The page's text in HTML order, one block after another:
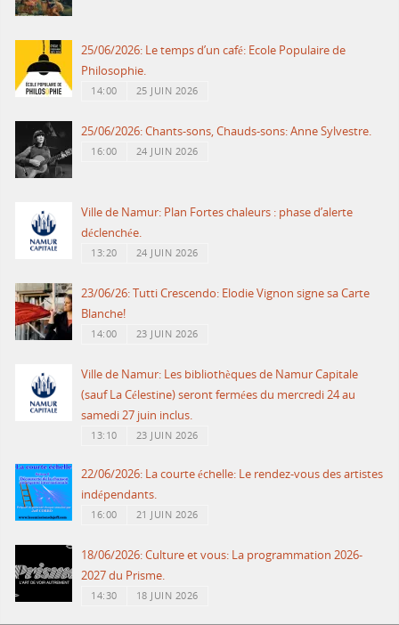
25/06/2026: Le temps d’un café: Ecole Populaire de
Philosophie.
14:00 25 JUIN 2026
25/06/2026: Chants-sons, Chauds-sons: Anne Sylvestre.
16:00 24 JUIN 2026
Ville de Namur: Plan Fortes chaleurs : phase d’alerte
déclenchée.
13:20 24 JUIN 2026
23/06/26: Tutti Crescendo: Elodie Vignon signe sa Carte
Blanche!
14:00 23 JUIN 2026
Ville de Namur: Les bibliothèques de Namur Capitale
(sauf La Célestine) seront fermées du mercredi 24 au
samedi 27 juin inclus.
13:10 23 JUIN 2026
22/06/2026: La courte échelle: Le rendez-vous des artistes
indépendants.
16:00 21 JUIN 2026
18/06/2026: Culture et vous: La programmation 2026-
2027 du Prisme.
14:30 18 JUIN 2026